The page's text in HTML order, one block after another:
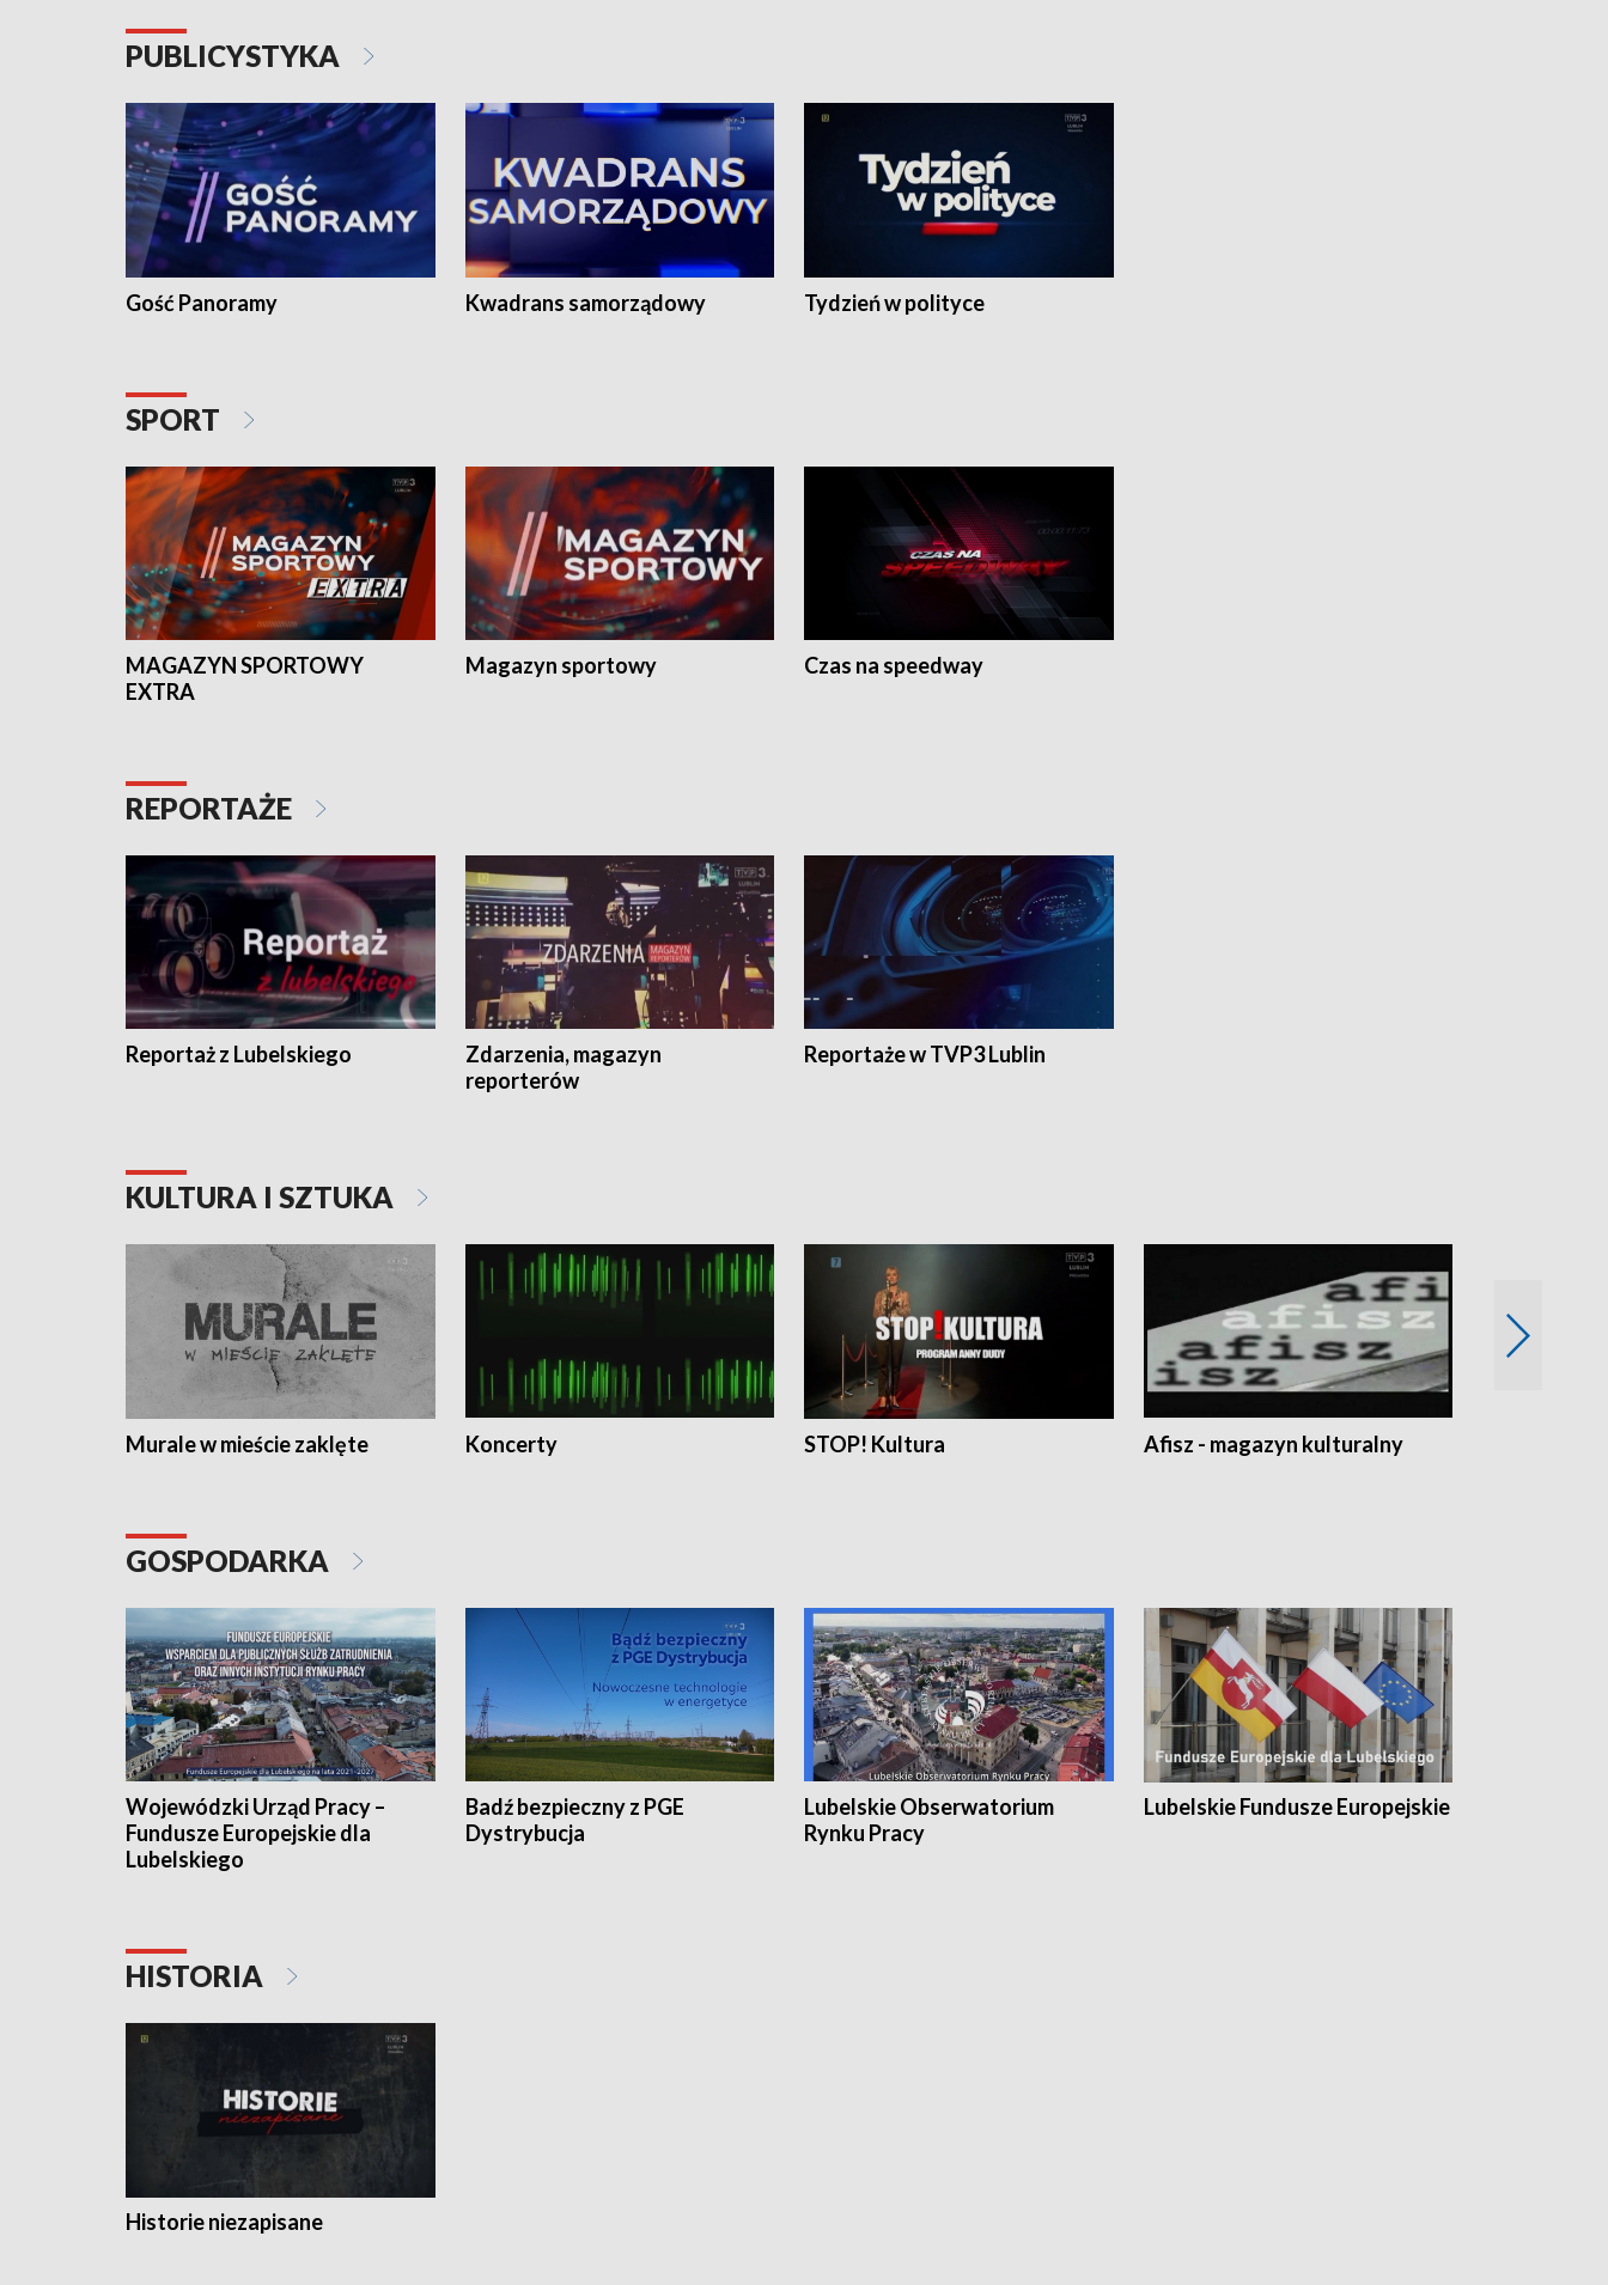
PUBLICYSTYKA
Gość Panoramy Kwadrans samorządowy Tydzień w polityce
SPORT
MAGAZYN SPORTOWY
EXTRA
Magazyn sportowy Czas na speedway
REPORTAŻE
Reportaż z Lubelskiego
Zdarzenia, magazyn
reporterów
Reportaże w TVP3 Lublin
KULTURA I SZTUKA
Murale w mieście zaklęte Koncerty STOP! Kultura Afisz - magazyn kulturalny
GOSPODARKA
Wojewódzki Urząd Pracy –
Fundusze Europejskie dla
Lubelskiego
Badź bezpieczny z PGE
Dystrybucja
Lubelskie Obserwatorium
Rynku Pracy
Lubelskie Fundusze Europejskie
HISTORIA
Historie niezapisane